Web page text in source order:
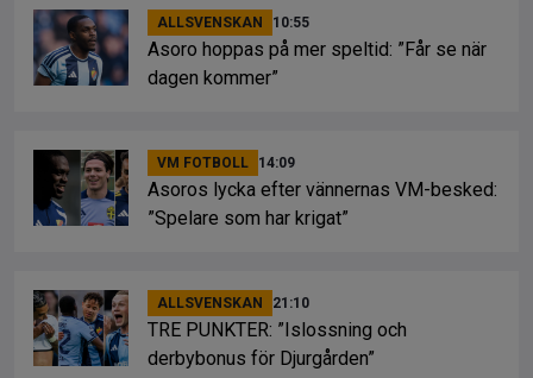
ALLSVENSKAN 10:55
Asoro hoppas på mer speltid: ”Får se när
dagen kommer”
VM FOTBOLL 14:09
Asoros lycka efter vännernas VM-besked:
”Spelare som har krigat”
ALLSVENSKAN 21:10
TRE PUNKTER: ”Islossning och
derbybonus för Djurgården”